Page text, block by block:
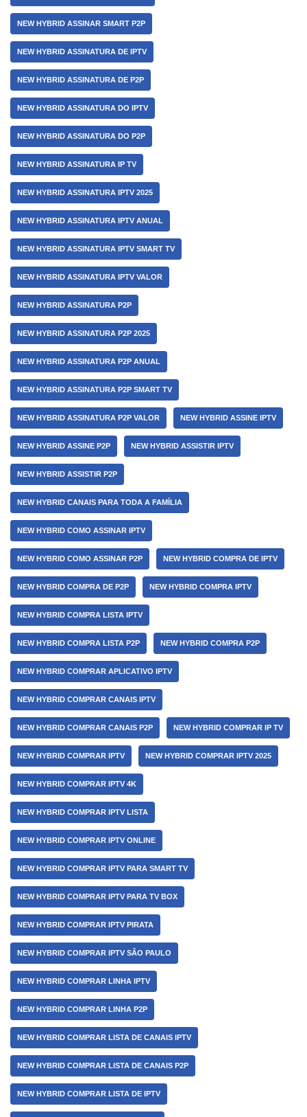
NEW HYBRID ASSINAR SMART P2P
NEW HYBRID ASSINATURA DE IPTV
NEW HYBRID ASSINATURA DE P2P
NEW HYBRID ASSINATURA DO IPTV
NEW HYBRID ASSINATURA DO P2P
NEW HYBRID ASSINATURA IP TV
NEW HYBRID ASSINATURA IPTV 2025
NEW HYBRID ASSINATURA IPTV ANUAL
NEW HYBRID ASSINATURA IPTV SMART TV
NEW HYBRID ASSINATURA IPTV VALOR
NEW HYBRID ASSINATURA P2P
NEW HYBRID ASSINATURA P2P 2025
NEW HYBRID ASSINATURA P2P ANUAL
NEW HYBRID ASSINATURA P2P SMART TV
NEW HYBRID ASSINATURA P2P VALOR NEW HYBRID ASSINE IPTV
NEW HYBRID ASSINE P2P NEW HYBRID ASSISTIR IPTV
NEW HYBRID ASSISTIR P2P
NEW HYBRID CANAIS PARA TODA A FAMÍLIA
NEW HYBRID COMO ASSINAR IPTV
NEW HYBRID COMO ASSINAR P2P NEW HYBRID COMPRA DE IPTV
NEW HYBRID COMPRA DE P2P NEW HYBRID COMPRA IPTV
NEW HYBRID COMPRA LISTA IPTV
NEW HYBRID COMPRA LISTA P2P NEW HYBRID COMPRA P2P
NEW HYBRID COMPRAR APLICATIVO IPTV
NEW HYBRID COMPRAR CANAIS IPTV
NEW HYBRID COMPRAR CANAIS P2P NEW HYBRID COMPRAR IP TV
NEW HYBRID COMPRAR IPTV NEW HYBRID COMPRAR IPTV 2025
NEW HYBRID COMPRAR IPTV 4K
NEW HYBRID COMPRAR IPTV LISTA
NEW HYBRID COMPRAR IPTV ONLINE
NEW HYBRID COMPRAR IPTV PARA SMART TV
NEW HYBRID COMPRAR IPTV PARA TV BOX
NEW HYBRID COMPRAR IPTV PIRATA
NEW HYBRID COMPRAR IPTV SÃO PAULO
NEW HYBRID COMPRAR LINHA IPTV
NEW HYBRID COMPRAR LINHA P2P
NEW HYBRID COMPRAR LISTA DE CANAIS IPTV
NEW HYBRID COMPRAR LISTA DE CANAIS P2P
NEW HYBRID COMPRAR LISTA DE IPTV